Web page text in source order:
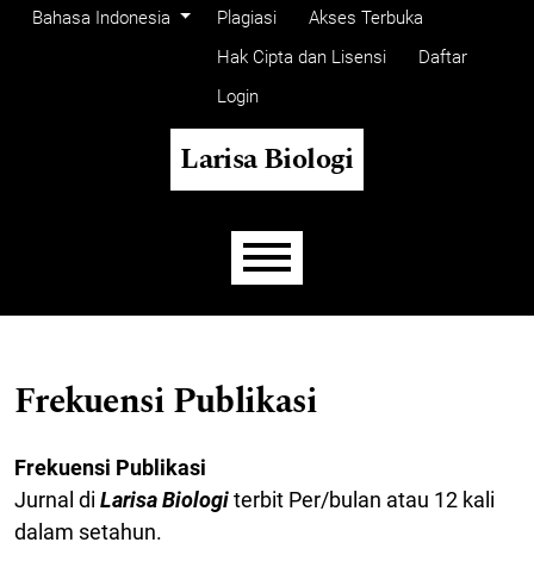
Beralih ke menu navigasi utama
Beralih ke bagian utama
Beralih ke bagian footer website
Ubah bahasa. Bahasa saat ini adalah:
Bahasa Indonesia
Menu Admin Plagiasi
Akses Terbuka
Hak Cipta dan Lisensi
Daftar
Login
Larisa Biologi
Frekuensi Publikasi
Frekuensi Publikasi
Jurnal di Larisa Biologiterbit Per/bulan atau 12 kali
dalam setahun.